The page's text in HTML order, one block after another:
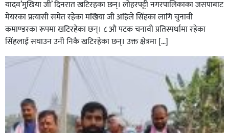
सिराहाको औरहीमा जेन-जी भेला सम्पन्न
यादव’मुखिया जी’ दिनरात खटिरहका छन्। लोहरपट्टी नगरपालिकाका जसपाबाट
मेयरका प्रत्यासी समेत रहेका मखिया जी अहिले सिंहका लागि चुनावी
कमाण्डरका रूपमा खटिरहेका छन्। ८ औ पटक चनावी प्रतिस्पर्धामा रहेका
सिंहलाई सघाउन उनी निकै खटिरहेका छन्। उक्त क्षेत्रमा […]